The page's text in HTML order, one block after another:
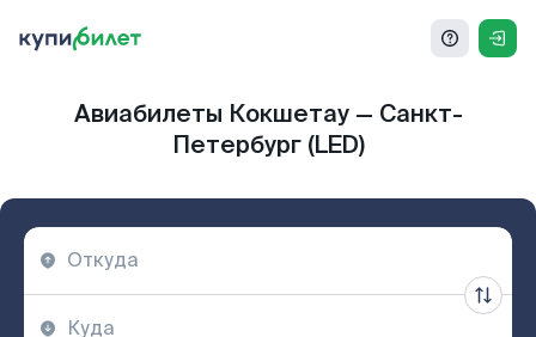
Авиабилеты Кокшетау — Санкт-
Петербург (LED)